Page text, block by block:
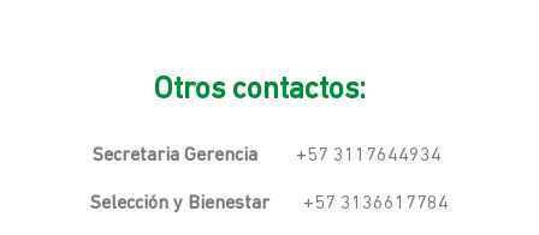
Otros contactos:
Secretaria Gerencia +57 3117644934
Selección y Bienestar+57 3136617784